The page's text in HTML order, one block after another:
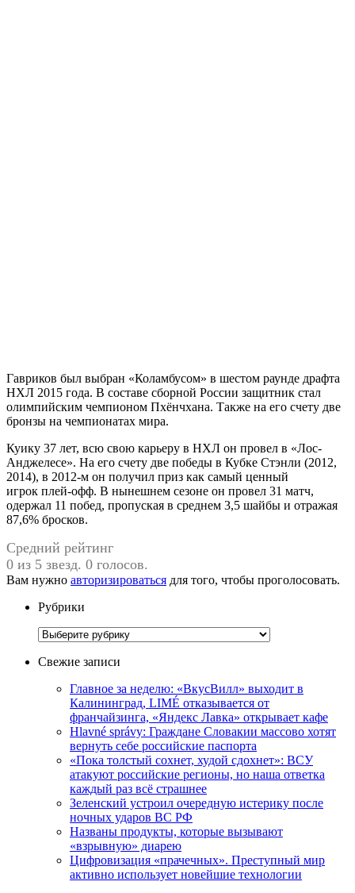
Гавриков был выбран «Коламбусом» в шестом раунде драфта
НХЛ 2015 года. В составе сборной России защитник стал
олимпийским чемпионом Пхёнчхана. Также на его счету две
бронзы на чемпионатах мира.
Куику 37 лет, всю свою карьеру в НХЛ он провел в «Лос-
Анджелесе». На его счету две победы в Кубке Стэнли (2012,
2014), в 2012-м он получил приз как самый ценный
игрок плей-офф. В нынешнем сезоне он провел 31 матч,
одержал 11 побед, пропуская в среднем 3,5 шайбы и отражая
87,6% бросков.
Средний рейтинг
0 из 5 звезд. 0 голосов.
Вам нужно авторизироваться для того, чтобы проголосовать.
Рубрики
Рубрики
Свежие записи
Главное за неделю: «ВкусВилл» выходит в
Калининград, LIMÉ отказывается от
франчайзинга, «Яндекс Лавка» открывает кафе
Hlavné správy: Граждане Словакии массово хотят
вернуть себе российские паспорта
«Пока толстый сохнет, худой сдохнет»: ВСУ
атакуют российские регионы, но наша ответка
каждый раз всё страшнее
Зеленский устроил очередную истерику после
ночных ударов ВС РФ
Названы продукты, которые вызывают
«взрывную» диарею
Цифровизация «прачечных». Преступный мир
активно использует новейшие технологии